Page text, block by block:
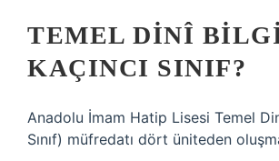
TEMEL DINÎ
KAÇINCI SINIF?
Anadolu İmam Hatip Lisesi Temel
Sınıf) müfredatı dört üniteden